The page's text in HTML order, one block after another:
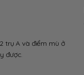
tăng
trụ A và điểm mù ở
được.